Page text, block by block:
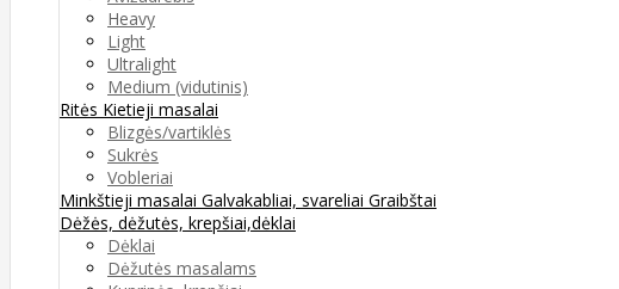
Heavy
Light
Ultralight
Medium (vidutinis)
Ritės Kietieji masalai
Blizgės/vartiklės
Sukrės
Vobleriai
Minkštieji masalai Galvakabliai, svareliai Graibštai
Dėžės, dėžutės, krepšiai,dėklai
Dėklai
Dėžutės masalams